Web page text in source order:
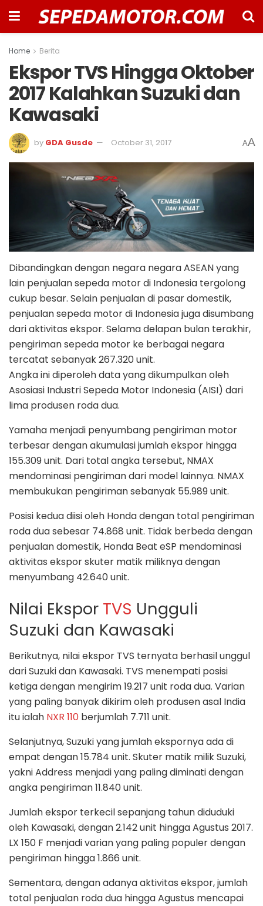
Home Berita
Ekspor TVS Hingga Oktober
2017 Kalahkan Suzuki dan
Kawasaki
by GDA Gusde October 31, 2017 AA
Dibandingkan dengan negara negara ASEAN yang
lain penjualan sepeda motor di Indonesia tergolong
cukup besar. Selain penjualan di pasar domestik,
penjualan sepeda motor di Indonesia juga disumbang
dari aktivitas ekspor. Selama delapan bulan terakhir,
pengiriman sepeda motor ke berbagai negara
tercatat sebanyak 267.320 unit.
Angka ini diperoleh data yang dikumpulkan oleh
Asosiasi Industri Sepeda Motor Indonesia (AISI) dari
lima produsen roda dua.
Yamaha menjadi penyumbang pengiriman motor
terbesar dengan akumulasi jumlah ekspor hingga
155.309 unit. Dari total angka tersebut, NMAX
mendominasi pengiriman dari model lainnya. NMAX
membukukan pengiriman sebanyak 55.989 unit.
Posisi kedua diisi oleh Honda dengan total pengiriman
roda dua sebesar 74.868 unit. Tidak berbeda dengan
penjualan domestik, Honda Beat eSP mendominasi
aktivitas ekspor skuter matik miliknya dengan
menyumbang 42.640 unit.
Nilai Ekspor TVS Ungguli
Suzuki dan Kawasaki
Berikutnya, nilai ekspor TVS ternyata berhasil unggul
dari Suzuki dan Kawasaki. TVS menempati posisi
ketiga dengan mengirim 19.217 unit roda dua. Varian
yang paling banyak dikirim oleh produsen asal India
itu ialah NXR 110 berjumlah 7.711 unit.
Selanjutnya, Suzuki yang jumlah ekspornya ada di
empat dengan 15.784 unit. Skuter matik milik Suzuki,
yakni Address menjadi yang paling diminati dengan
angka pengiriman 11.840 unit.
Jumlah ekspor terkecil sepanjang tahun diduduki
oleh Kawasaki, dengan 2.142 unit hingga Agustus 2017.
LX 150 F menjadi varian yang paling populer dengan
pengiriman hingga 1.866 unit.
Sementara, dengan adanya aktivitas ekspor, jumlah
total penjualan roda dua hingga Agustus mencapai